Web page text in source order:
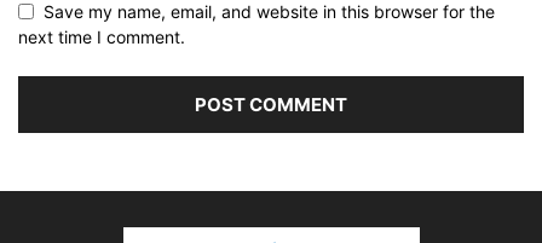
Save my name, email, and website in this browser for the
next time I comment.